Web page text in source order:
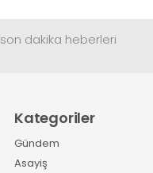
dakika heberleri
Kategoriler
Gündem
Asayiş